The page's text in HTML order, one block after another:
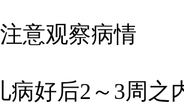
观察病情
后2～3周之